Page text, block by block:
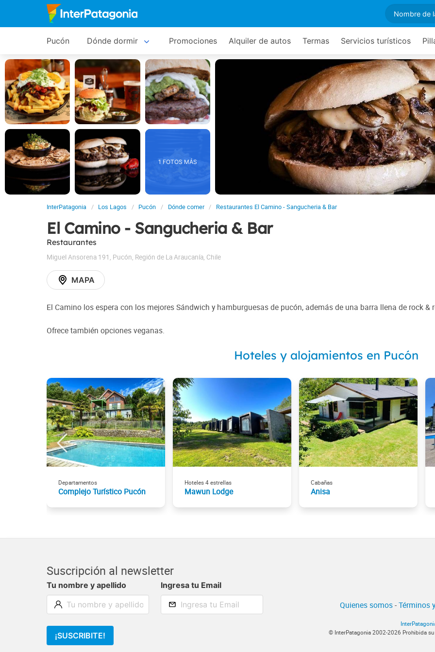
Pucón Dónde dormir Promociones Alquiler de autos Termas Servicios turísticos
1 FOTOS MÁS
InterPatagonia Los Lagos Pucón Dónde comer Restaurantes El Camino - Sangucheria & Bar
El Camino - Sangucheria & Bar
Restaurantes
Miguel Ansorena 191 , Pucón, Región de La Araucanía, Chile
MAPA
El Camino los espera con los mejores Sándwich y hamburguesas de pucón, además de una barra llena de rock &
Ofrece también opciones veganas.
Hoteles y alojamientos en Pucón
Departamentos
Complejo Turístico Pucón
Hoteles 4 estrellas
Mawun Lodge
Cabañas
Anisa
Suscripción al newsletter
Tu nombre y apellido Ingresa tu Email
¡SUSCRIBITE!
Quienes somos-Términos
© InterPatagonia 2002-2026 Prohibida